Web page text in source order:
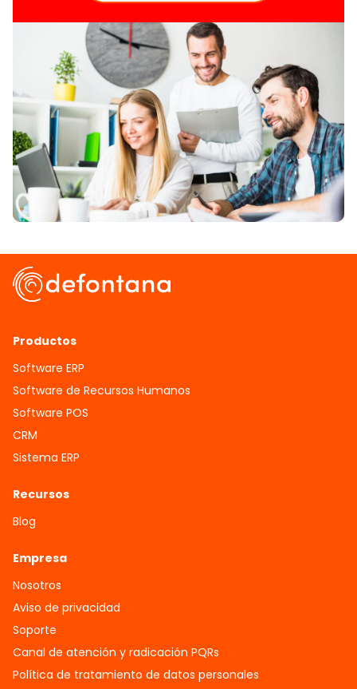
Productos
Software ERP
Software de Recursos Humanos
Software POS
CRM
Sistema ERP
Recursos
Blog
Empresa
Nosotros
Aviso de privacidad
Soporte
Canal de atención y radicación PQRs
Política de tratamiento de datos personales